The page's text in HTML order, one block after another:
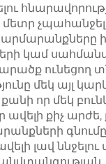
կամ
ունեցող
մեկ այլ
քանի որ մեկ
ավելի քիչ արժե,
լավ